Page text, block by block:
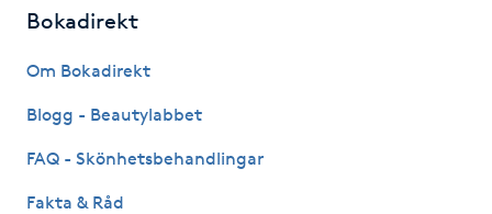
IR-massage
Japansk massage
Bokadirekt
Om Bokadirekt
Blogg - Beautylabbet
FAQ - Skönhetsbehandlingar
Fakta & Råd